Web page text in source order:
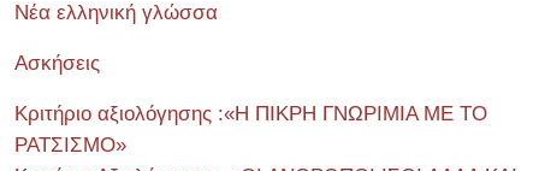
Νέα ελληνική γλώσσα
Ασκήσεις
Κριτήριο αξιολόγησης :«Η ΠΙΚΡΗ ΓΝΩΡΙΜΙΑ ΜΕ ΤΟ
ΡΑΤΣΙΣΜΟ»